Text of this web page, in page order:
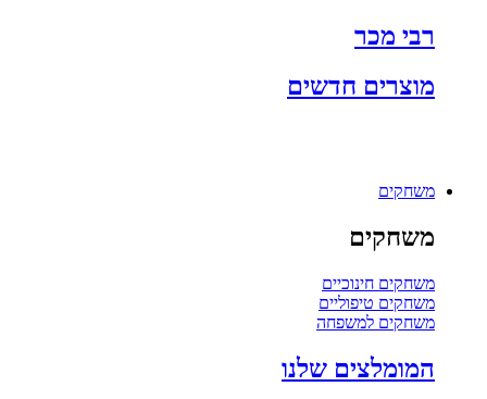
רבי מכר
מוצרים חדשים
משחקים
משחקים
משחקים חינוכיים
משחקים טיפוליים
משחקים למשפחה
המומלצים שלנו